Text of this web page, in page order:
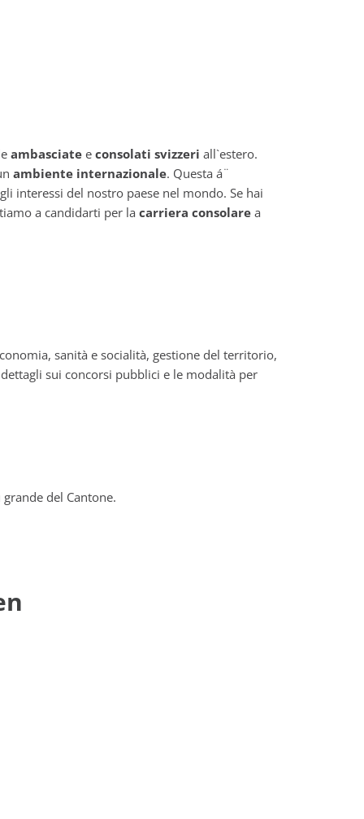
ambasciate e consolati svizzeri all`estero.
ambiente internazionale. Questa á¨
interessi del nostro paese nel mondo. Se hai
a candidarti per la carriera consolare a
sanità e socialità, gestione del territorio,
sui concorsi pubblici e le modalità per
del Cantone.